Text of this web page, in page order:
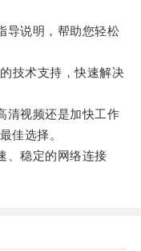
说明，帮助您轻松
技术支持，快速解决
视频还是加快工作
佳选择。
稳定的网络连接